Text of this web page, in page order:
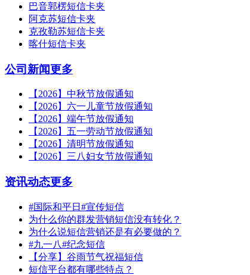
巴音郭楞短信卡夹
阿克苏短信卡夹
克孜勒苏短信卡夹
喀什短信卡夹
公司新闻更多
【2026】中秋节放假通知
【2026】六一儿童节放假通知
【2026】端午节放假通知
【2026】五一劳动节放假通知
【2026】清明节放假通知
【2026】三八妇女节放假通知
资讯动态更多
#国际和平日#宣传短信
为什么你的群发营销短信没有转化？
为什么说短信营销还是有必要做的？
#九一八#纪念短信
【分享】谷雨节气祝福短信
短信平台都有哪些特点？